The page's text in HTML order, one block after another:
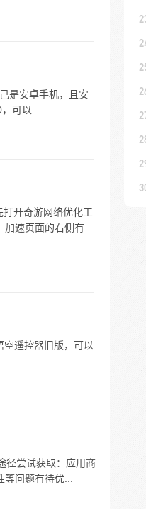
是安卓手机，且安
可以...
开奇游网络优化工
加速页面的右侧有
遥控器旧版，可以
径尝试获取：应用商
问题有待优...